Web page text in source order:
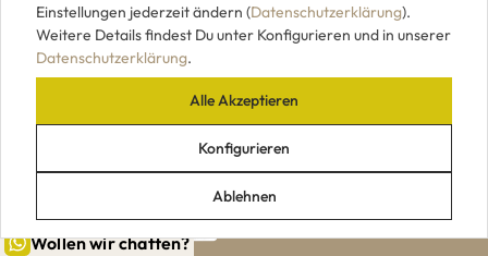
Wollen wir chatten?
UNSERE ZAHLUNGSARTEN
Einstellungen jederzeit ändern (Datenschutzerklärung).
Weitere Details findest Du unter Konfigurieren und in unserer
Datenschutzerklärung.
Ablehnen
Konfigurieren
Alle Akzeptieren